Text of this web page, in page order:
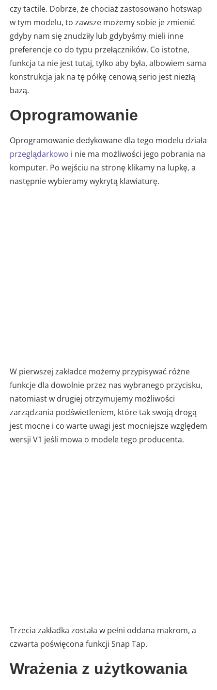
czy tactile. Dobrze, że chociaż zastosowano hotswap
w tym modelu, to zawsze możemy sobie je zmienić
gdyby nam się znudziły lub gdybyśmy mieli inne
preferencje co do typu przełączników. Co istotne,
funkcja ta nie jest tutaj, tylko aby była, albowiem sama
konstrukcja jak na tę półkę cenową serio jest niezłą
bazą.
Oprogramowanie
Oprogramowanie dedykowane dla tego modelu działa
przeglądarkowo i nie ma możliwości jego pobrania na
komputer. Po wejściu na stronę klikamy na lupkę, a
następnie wybieramy wykrytą klawiaturę.
W pierwszej zakładce możemy przypisywać różne
funkcje dla dowolnie przez nas wybranego przycisku,
natomiast w drugiej otrzymujemy możliwości
zarządzania podświetleniem, które tak swoją drogą
jest mocne i co warte uwagi jest mocniejsze względem
wersji V1 jeśli mowa o modele tego producenta.
Trzecia zakładka została w pełni oddana makrom, a
czwarta poświęcona funkcji Snap Tap.
Wrażenia z użytkowania